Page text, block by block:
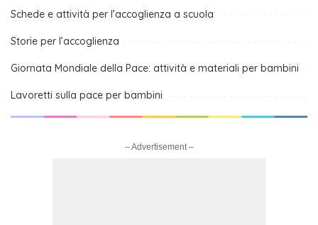
Schede e attività per l’accoglienza a scuola
Storie per l’accoglienza
Giornata Mondiale della Pace: attività e materiali per bambini
Lavoretti sulla pace per bambini
– Advertisement –